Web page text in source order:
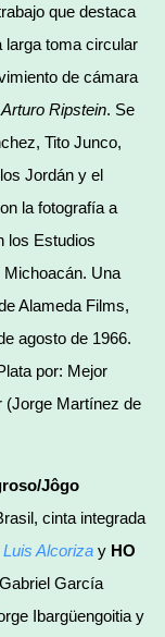
que destaca
larga toma circular
de cámara
Arturo Ripstein. Se
Tito Junco,
Jordán y el
la fotografía a
los Estudios
Una
Alameda Films,
agosto de 1966.
por: Mejor
(Jorge Martínez de
Jôgo
cinta integrada
Luis Alcoriza y HO
García
Ibargüengoitia y